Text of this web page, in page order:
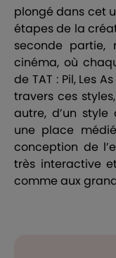
plongé dans cet
étapes de la
seconde partie,
cinéma, où
de TAT : Pil, Les
travers ces
autre, d’un
une place
conception de
très interactive
comme aux